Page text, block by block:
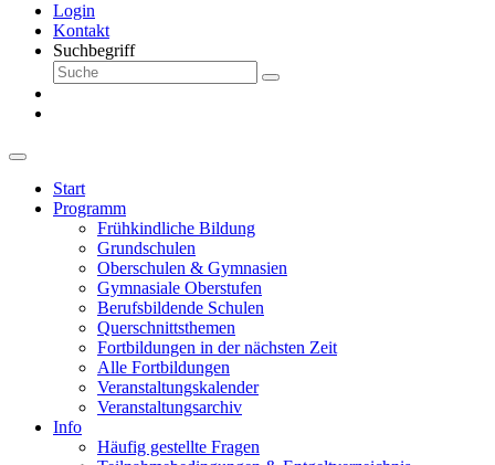
Login
Kontakt
Suchbegriff
Start
Programm
Frühkindliche Bildung
Grundschulen
Oberschulen & Gymnasien
Gymnasiale Oberstufen
Berufsbildende Schulen
Querschnittsthemen
Fortbildungen in der nächsten Zeit
Alle Fortbildungen
Veranstaltungskalender
Veranstaltungsarchiv
Info
Häufig gestellte Fragen